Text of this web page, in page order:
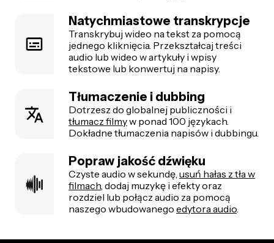
Natychmiastowe transkrypcje
Transkrybuj wideo na tekst za pomocą
jednego kliknięcia. Przekształcaj treści
audio lub wideo w artykuły i wpisy
tekstowe lub konwertuj na napisy.
Tłumaczenie i dubbing
Dotrzesz do globalnej publiczności i
tłumacz filmyw ponad 100 językach.
Dokładne tłumaczenia napisów i dubbingu.
Popraw jakość dźwięku
Czyste audio w sekundę, usuń hałas z tła w
filmach, dodaj muzykę i efekty oraz
rozdziel lub połącz audio za pomocą
naszego wbudowanego edytora audio.